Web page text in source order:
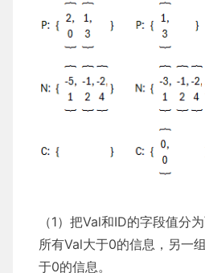
（1）把Val和ID的字段值分
所有Val大于0的信息，另一
于0的信息。